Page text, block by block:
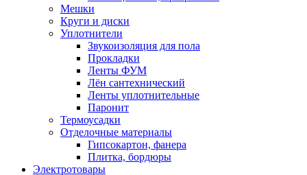
Мешки
Круги и диски
Уплотнители
Звукоизоляция для пола
Прокладки
Ленты ФУМ
Лён сантехнический
Ленты уплотнительные
Паронит
Термоусадки
Отделочные материалы
Гипсокартон, фанера
Плитка, бордюры
Электротовары